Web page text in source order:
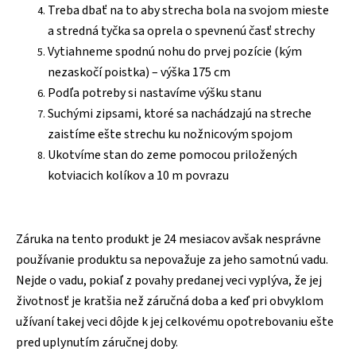
Treba dbať na to aby strecha bola na svojom mieste
a stredná tyčka sa oprela o spevnenú časť strechy
Vytiahneme spodnú nohu do prvej pozície (kým
nezaskočí poistka) – výška 175 cm
Podľa potreby si nastavíme výšku stanu
Suchými zipsami, ktoré sa nachádzajú na streche
zaistíme ešte strechu ku nožnicovým spojom
Ukotvíme stan do zeme pomocou priložených
kotviacich kolíkov a 10 m povrazu
Záruka na tento produkt je 24 mesiacov avšak nesprávne
používanie produktu sa nepovažuje za jeho samotnú vadu.
Nejde o vadu, pokiaľ z povahy predanej veci vyplýva, že jej
životnosť je kratšia než záručná doba a keď pri obvyklom
užívaní takej veci dôjde k jej celkovému opotrebovaniu ešte
pred uplynutím záručnej doby.